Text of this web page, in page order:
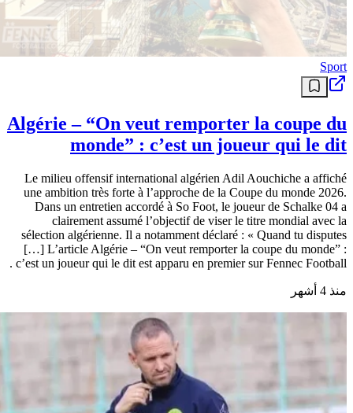
Sport
Algérie – “On veut remporter la coupe du
monde” : c’est un joueur qui le dit
Le milieu offensif international algérien Adil Aouchiche a affiché
une ambition très forte à l’approche de la Coupe du monde 2026.
Dans un entretien accordé à So Foot, le joueur de Schalke 04 a
clairement assumé l’objectif de viser le titre mondial avec la
sélection algérienne. Il a notamment déclaré : « Quand tu disputes
[…] L’article Algérie – “On veut remporter la coupe du monde” :
c’est un joueur qui le dit est apparu en premier sur Fennec Football .
منذ 4 أشهر